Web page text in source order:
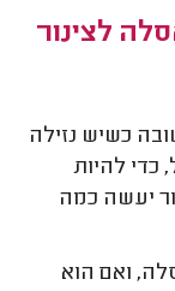
לצינור
כשיש נזילה
כדי להיות
יעשה כמה
ואם הוא